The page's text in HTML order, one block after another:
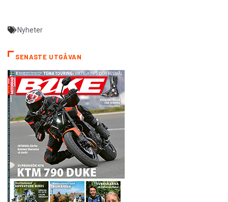
Nyheter
SENASTE UTGÅVAN